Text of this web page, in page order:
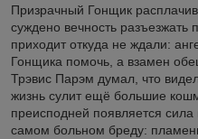
Призрачный Гонщик
суждено вечность
приходит откуда не ждали:
Гонщика помочь, а взамен
Трэвис Парэм думал, что
жизнь сулит ещё большие
преисподней появляется
самом больном бреду: